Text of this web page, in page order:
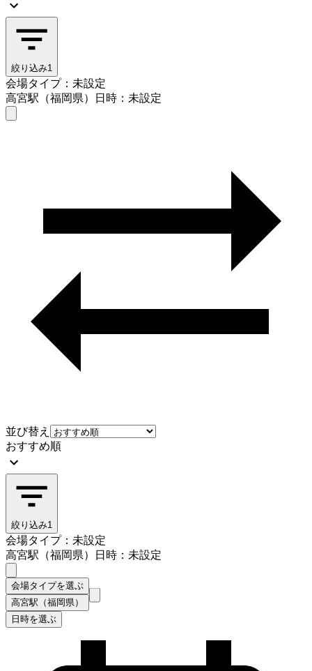
絞り込み1
会場タイプ：未設定
高宮駅（福岡県）
日時：未設定
並び替え
おすすめ順
絞り込み1
会場タイプ：未設定
高宮駅（福岡県）
日時：未設定
会場タイプを選ぶ
高宮駅（福岡県）
日時を選ぶ